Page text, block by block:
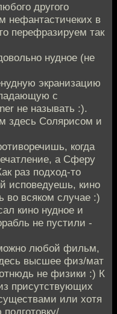
другого
нефантастичеких в
перефразируем так
нудное (не
экранизацию
с
не называть :).
здесь Солярисом и
когда
а Сферу
раз подход-то
исповедуешь, кино
во всяком случае :)
кино нудное и
не пустили -
любой фильм,
высшее физ/мат
не физики :) К
присутствующих
или хотя